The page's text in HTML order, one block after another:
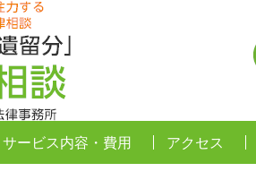
サービス内容・費用 アクセス